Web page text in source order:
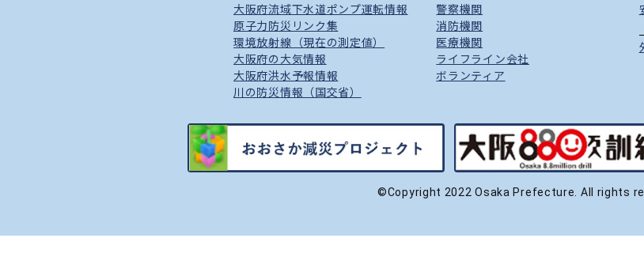
大阪府流域下水道ポンプ運転情報
原子力防災リンク集
環境放射線（現在の測定値）
大阪府の大気情報
大阪府洪水予報情報
川の防災情報（国交省）
警察機関
消防機関
医療機関
ライフライン会社
ボランティア
©Copyright 2022 Osaka Prefecture. All rights